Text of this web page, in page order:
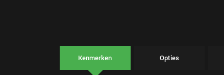
Kenmerken Opties